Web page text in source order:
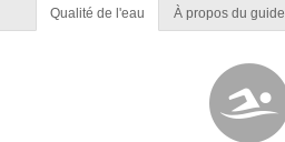
Qualité de l'eau À propos du guide